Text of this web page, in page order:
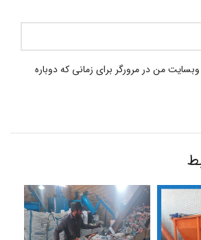
وبسایت من در مرورگر برای زمانی که دوباره